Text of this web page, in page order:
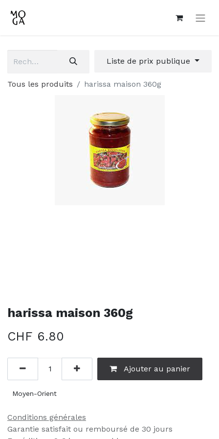
Liste de prix publique
Tous les produits harissa maison 360g
harissa maison 360g
CHF 6.80
Ajouter au panier
Moyen-Orient
Conditions générales
Garantie satisfait ou remboursé de 30 jours